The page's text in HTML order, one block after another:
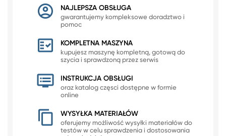
NAJLEPSZA OBSŁUGA
gwarantujemy kompleksowe doradztwo i
pomoc
KOMPLETNA MASZYNA
kupujesz maszynę kompletną, gotową do
szycia i sprawdzoną przez serwis
INSTRUKCJA OBSŁUGI
oraz katalog częsci dostępne w formie
online
WYSYŁKA MATERIAŁÓW
oferujemy możliwość wysyłki materiałów do
testów w celu sprawdzenia i dostosowania